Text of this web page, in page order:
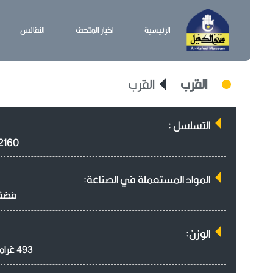
الرئيسية اخبار المتحف النفائس
القرب القرب
التسلسل :
المواد المستعملة في الصناعة:
الوزن:
493 غرام